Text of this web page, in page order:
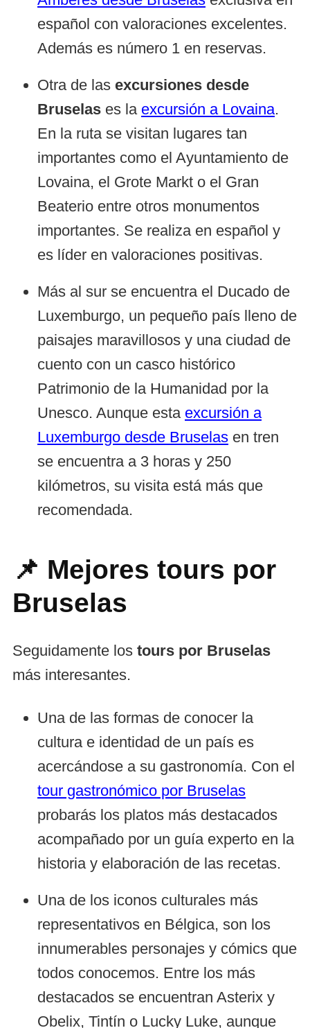
español con valoraciones excelentes.
Además es número 1 en reservas.
Otra de las excursiones desde
Bruselas es la excursión a Lovaina.
En la ruta se visitan lugares tan
importantes como el Ayuntamiento de
Lovaina, el Grote Markt o el Gran
Beaterio entre otros monumentos
importantes. Se realiza en español y
es líder en valoraciones positivas.
Más al sur se encuentra el Ducado de
Luxemburgo, un pequeño país lleno de
paisajes maravillosos y una ciudad de
cuento con un casco histórico
Patrimonio de la Humanidad por la
Unesco. Aunque esta excursión a
Luxemburgo desde Bruselas en tren
se encuentra a 3 horas y 250
kilómetros, su visita está más que
recomendada.
📌 Mejores tours por
Bruselas
Seguidamente los tours por Bruselas
más interesantes.
Una de las formas de conocer la
cultura e identidad de un país es
acercándose a su gastronomía. Con el
tour gastronómico por Bruselas
probarás los platos más destacados
acompañado por un guía experto en la
historia y elaboración de las recetas.
Una de los iconos culturales más
representativos en Bélgica, son los
innumerables personajes y cómics que
todos conocemos. Entre los más
destacados se encuentran Asterix y
Obelix, Tintín o Lucky Luke, aunque